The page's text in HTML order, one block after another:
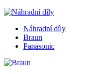
Náhradní díly
Braun
Panasonic